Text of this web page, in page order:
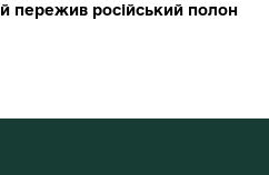
пережив російський полон